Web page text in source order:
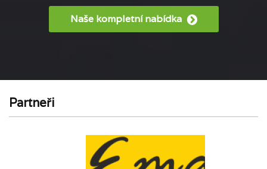
Naše kompletní nabídka
Partneři